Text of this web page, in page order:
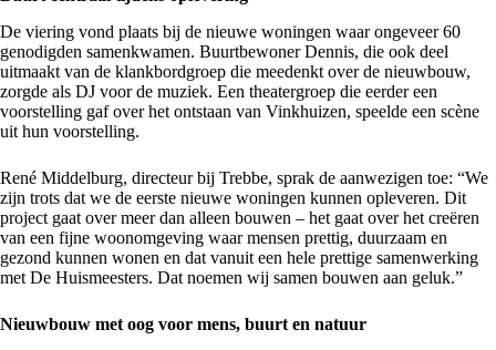
De viering vond plaats bij de nieuwe woningen waar ongeveer 60
genodigden samenkwamen. Buurtbewoner Dennis, die ook deel
uitmaakt van de klankbordgroep die meedenkt over de nieuwbouw,
zorgde als DJ voor de muziek. Een theatergroep die eerder een
voorstelling gaf over het ontstaan van Vinkhuizen, speelde een scène
uit hun voorstelling.
René Middelburg, directeur bij Trebbe, sprak de aanwezigen toe: “We
zijn trots dat we de eerste nieuwe woningen kunnen opleveren. Dit
project gaat over meer dan alleen bouwen – het gaat over het creëren
van een fijne woonomgeving waar mensen prettig, duurzaam en
gezond kunnen wonen en dat vanuit een hele prettige samenwerking
met De Huismeesters. Dat noemen wij samen bouwen aan geluk.”
Nieuwbouw met oog voor mens, buurt en natuur